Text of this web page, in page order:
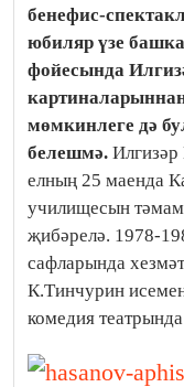
бенефис-
юбиляр үзе
фойесында
мөмкинлеге дә
белешмә.
елның 25 маенда
училищесын
җибәрелә. 1978-
сафларында
К.Тинчурин
комедия